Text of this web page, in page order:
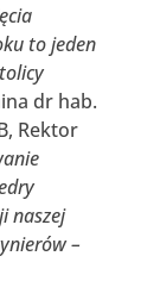
to jeden
dr hab.
Rektor
naszej
–